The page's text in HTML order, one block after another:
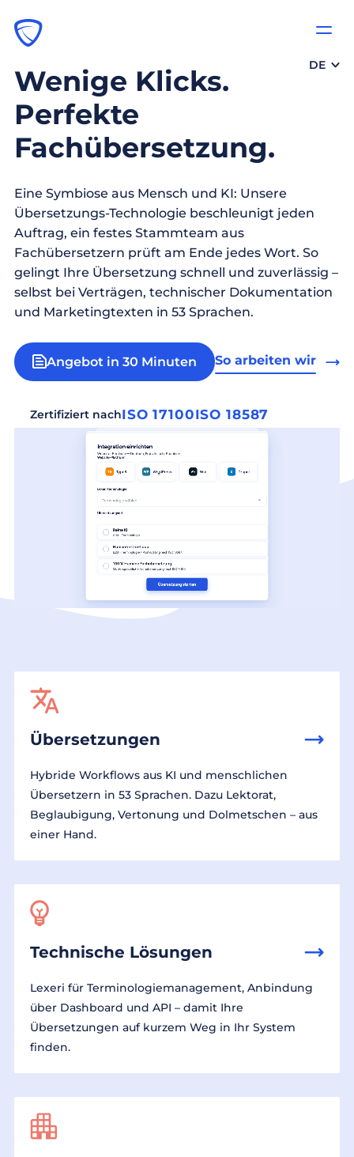
DE
Wenige Klicks.
Perfekte
Fachübersetzung.
Eine Symbiose aus Mensch und KI: Unsere
Übersetzungs-Technologie beschleunigt jeden
Auftrag, ein festes Stammteam aus
Fachübersetzern prüft am Ende jedes Wort. So
gelingt Ihre Übersetzung schnell und zuverlässig –
selbst bei Verträgen, technischer Dokumentation
und Marketingtexten in 53 Sprachen.
Angebot in 30 Minuten So arbeiten wir
Zertifiziert nachISO 17100ISO 18587
Übersetzungen
Hybride Workflows aus KI und menschlichen
Übersetzern in 53 Sprachen. Dazu Lektorat,
Beglaubigung, Vertonung und Dolmetschen – aus
einer Hand.
Technische Lösungen
Lexeri für Terminologiemanagement, Anbindung
über Dashboard und API – damit Ihre
Übersetzungen auf kurzem Weg in Ihr System
finden.